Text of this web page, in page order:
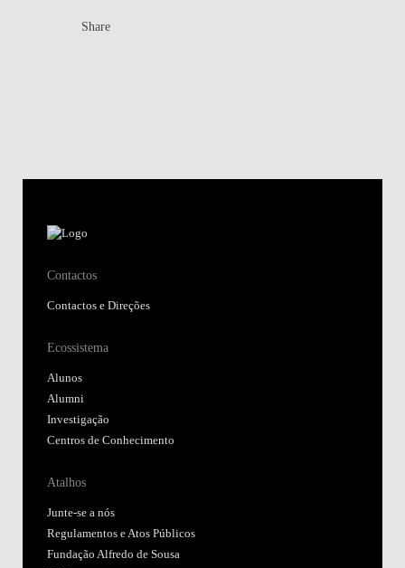
Share
Contactos
Contactos e Direções
Ecossistema
Alunos
Alumni
Investigação
Centros de Conhecimento
Atalhos
Junte-se a nós
Regulamentos e Atos Públicos
Fundação Alfredo de Sousa